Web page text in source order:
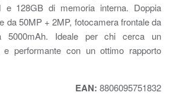
128GB di memoria interna. Doppia
da 50MP + 2MP, fotocamera frontale da
5000mAh. Ideale per chi cerca un
e performante con un ottimo rapporto
EAN: 8806095751832